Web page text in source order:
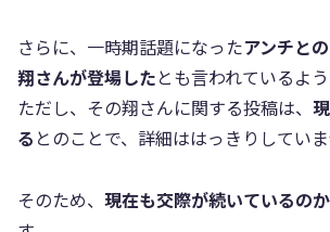
さらに、一時期話題になったアンチと
翔さんが登場したとも言われているよう
ただし、その翔さんに関する投稿は、
る とのことで、詳細ははっきりしていま
そのため、 現在も交際が続いているの